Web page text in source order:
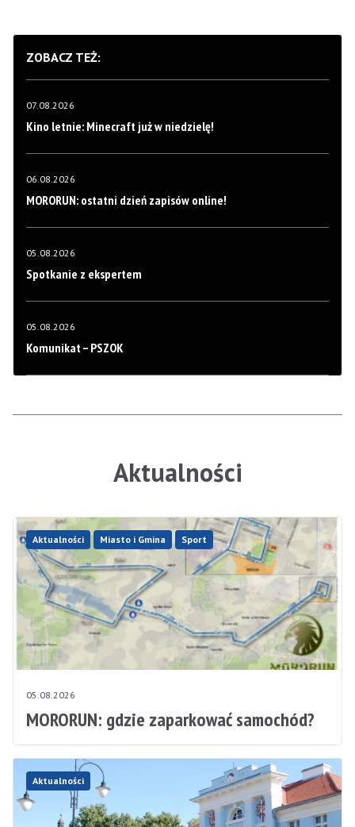
ZOBACZ TEŻ:
07.08.2026
Kino letnie: Minecraft już w niedzielę!
06.08.2026
MORORUN: ostatni dzień zapisów online!
05.08.2026
Spotkanie z ekspertem
05.08.2026
Komunikat – PSZOK
Aktualności
Aktualności Miasto i Gmina Sport
05.08.2026
MORORUN: gdzie zaparkować samochód?
Aktualności